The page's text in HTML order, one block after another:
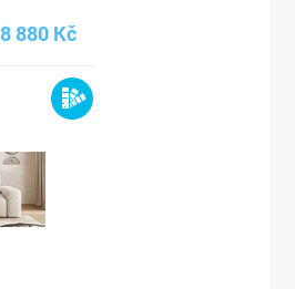
880 Kč
24 540 Kč